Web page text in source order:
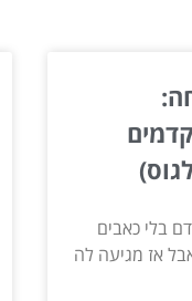
בלי כאבים
אז מגיעה לה